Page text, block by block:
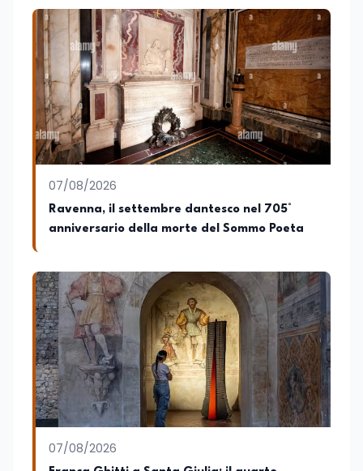
tempo ha realizzato articoli e contenuti
divulgativi destinati al web, collaborando
con progetti editoriali e diverse realtà.
Parallelamente si occupa di editing e
revisione testi, affiancando redazioni e
autori nella costruzione di contenuti
solidi dal punto di vista editoriale. È
autrice di un libro e appassionata di
editoria, storia e divulgazione. Su
EduNews24.it scrive articoli dedicati ad
cambiamenti sociali, con l’obiettivo di
offrire strumenti utili per comprendere la
realtà contemporanea.
07/08/2026
Ravenna, il settembre dantesco nel 705°
anniversario della morte del Sommo Poeta
07/08/2026